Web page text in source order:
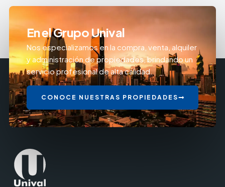
En el Grupo Unival
Nos especializamos en la compra, venta, alquiler
y administración de propiedades, brindando un
servicio profesional de alta calidad.
CONOCE NUESTRAS PROPIEDADES